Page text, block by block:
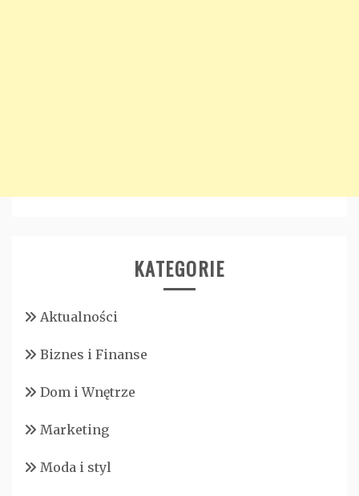
KATEGORIE
Aktualności
Biznes i Finanse
Dom i Wnętrze
Marketing
Moda i styl